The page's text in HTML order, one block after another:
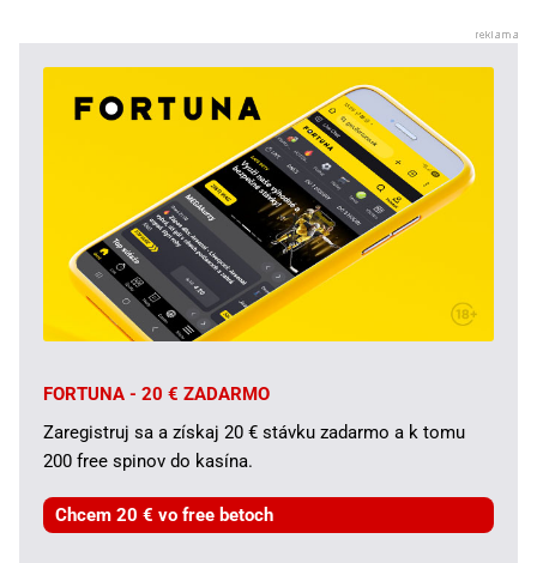
FORTUNA - 20 € ZADARMO
Zaregistruj sa a získaj 20 € stávku zadarmo a k tomu
200 free spinov do kasína.
Chcem 20 € vo free betoch